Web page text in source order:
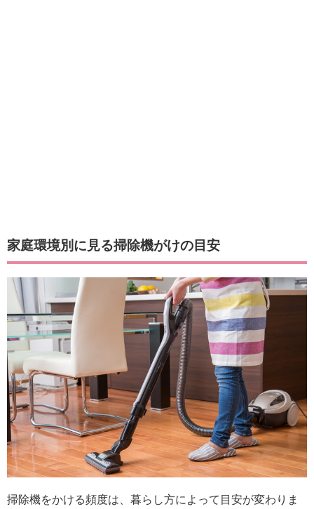
家庭環境別に見る掃除機がけの目安
掃除機をかける頻度は、暮らし方によって目安が変わりま